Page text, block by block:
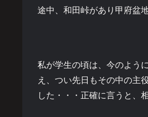
途中、和田峠があり甲府盆
私が学生の頃は、今のよう
え、つい先日もその中の主
した・・・正確に言うと、